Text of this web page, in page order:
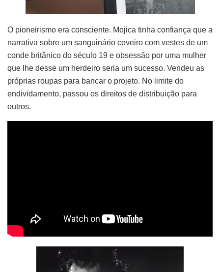
O pioneirismo era consciente. Mojica tinha confiança que a
narrativa sobre um sanguinário coveiro com vestes de um
conde britânico do século 19 e obsessão por uma mulher
que lhe desse um herdeiro seria um sucesso. Vendeu as
próprias roupas para bancar o projeto. No limite do
endividamento, passou os direitos de distribuição para
outros.